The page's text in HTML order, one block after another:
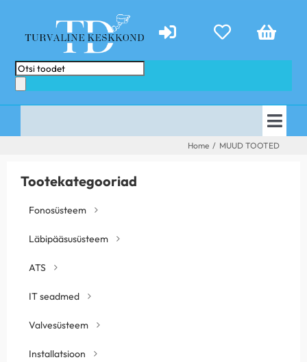
content
Products
search
PAKKUMISED
TEENUSED
TEHTUD TÖÖD
UUDISED
Home / MUUD TOOTED
Tootekategooriad
Fonosüsteem
Läbipääsusüsteem
ATS
IT seadmed
Valvesüsteem
Installatsioon